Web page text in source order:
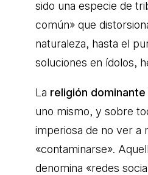
sido una especie de
común» que
naturaleza, hasta el
soluciones en ídolos,
La religión dominante
uno mismo, y sobre
imperiosa de no ver a
«contaminarse».
denomina «redes